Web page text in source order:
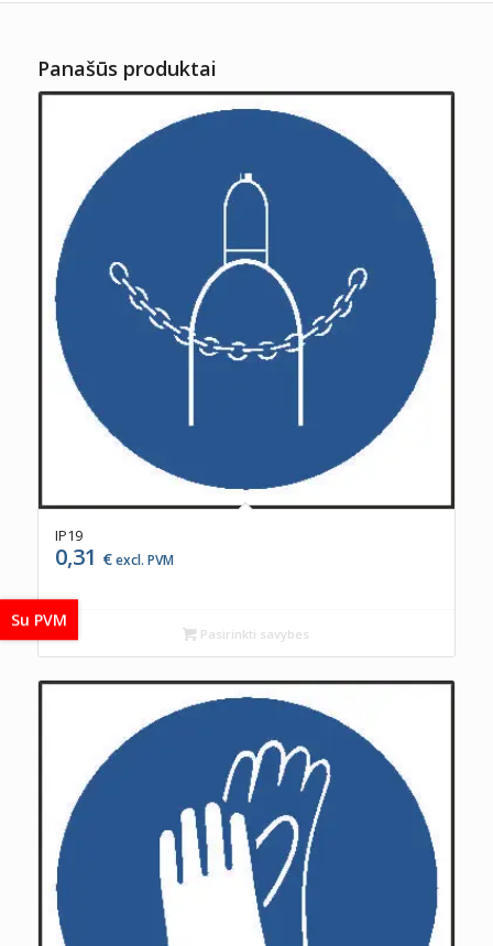
Panašūs produktai
IP19
0,31 €excl. PVM
Pasirinkti savybes
Su PVM